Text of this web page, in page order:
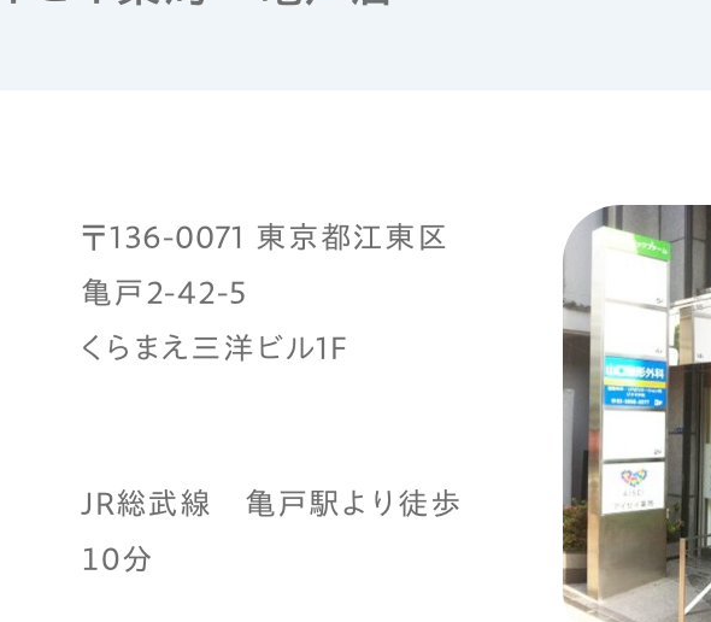
〒136-0071 東京都江東区
亀戸2-42-5
くらまえ三洋ビル1Ｆ
JR総武線 亀戸駅より徒歩
１０分